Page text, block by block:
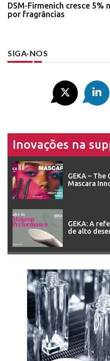
DSM-Firmenich cresce 5%
por fragrâncias
SIGA-NOS
Inovações na
GEKA –
Mascara
GEKA: A
de alto